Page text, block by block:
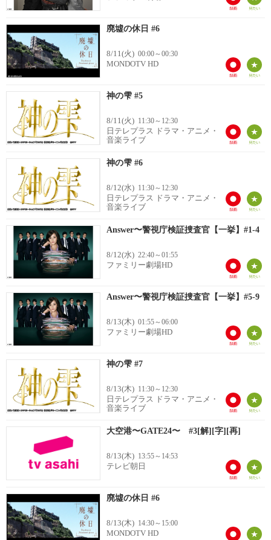
廃墟の休日 #6
8/11(火) 00:00～00:30
MONDOTV HD
神の雫 #5
8/11(火) 11:30～12:30
日テレプラス ドラマ・アニメ・
音楽ライブ
神の雫 #6
8/12(水) 11:30～12:30
日テレプラス ドラマ・アニメ・
音楽ライブ
Answer〜警視庁検証捜査官【一挙】#1-4
8/12(水) 22:40～01:55
ファミリー劇場HD
Answer〜警視庁検証捜査官【一挙】#5-9
8/13(木) 01:55～06:00
ファミリー劇場HD
神の雫 #7
8/13(木) 11:30～12:30
日テレプラス ドラマ・アニメ・
音楽ライブ
大空港〜GATE24〜 #3[解][字][再]
8/13(木) 13:55～14:53
テレビ朝日
廃墟の休日 #6
8/13(木) 14:30～15:00
MONDOTV HD